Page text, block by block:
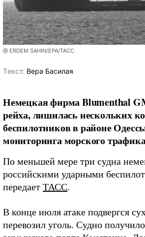
@ ERDEM SAHIN/EPA/ТАСС
Tекст: Вера Басилая
Немецкая фирма Blumenthal
рейха, лишилась нескольких
беспилотников в районе
мониторинга морского
По меньшей мере три судна
российскими ударными
передает ТАСС.
В конце июля атаке подвергся
перевозил уголь. Судно